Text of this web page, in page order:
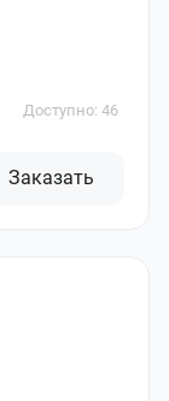
Доступно: 46
Заказать